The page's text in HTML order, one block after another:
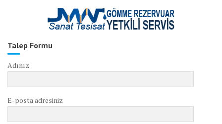
Talep Formu
Adınız
E-posta adresiniz